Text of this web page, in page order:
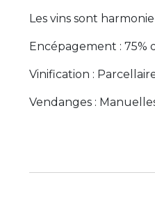
Les vins sont
Encépagement :
Vinification :
Vendanges :